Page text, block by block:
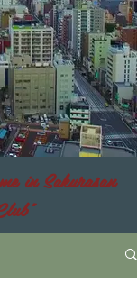
in Sakurasan